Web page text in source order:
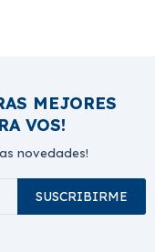
MEJORES
VOS!
novedades!
SUSCRIBIRME